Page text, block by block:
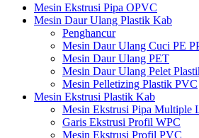
Mesin Ekstrusi Pipa OPVC
Mesin Daur Ulang Plastik Kab
Penghancur
Mesin Daur Ulang Cuci PE
Mesin Daur Ulang PET
Mesin Daur Ulang Pelet
Mesin Pelletizing Plastik PVC
Mesin Ekstrusi Plastik Kab
Mesin Ekstrusi Pipa Multiple
Garis Ekstrusi Profil WPC
Mesin Ekstrusi Profil PVC